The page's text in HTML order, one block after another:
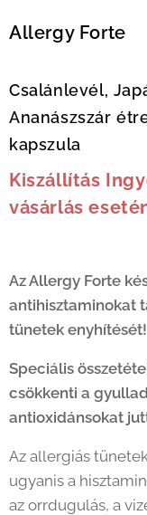
Allergy Forte
Csalánlevél,
Ananászszár
kapszula
Kiszállítás
vásárlás
Az Allergy Forte
antihisztaminokat
tünetek enyhítését!
Speciális
csökkenti a
antioxidánsokat
Az allergiás
ugyanis a
az orrdugulás, a